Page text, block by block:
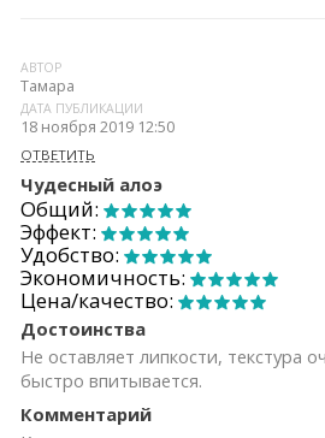
АВТОР
Тамара
ДАТА ПУБЛИКАЦИИ
18 ноября 2019 12:50
ОТВЕТИТЬ
Чудесный алоэ
Общий:
Эффект:
Удобство:
Экономичность:
Цена/качество:
Достоинства
Не оставляет липкости, текстура
быстро впитывается.
Комментарий